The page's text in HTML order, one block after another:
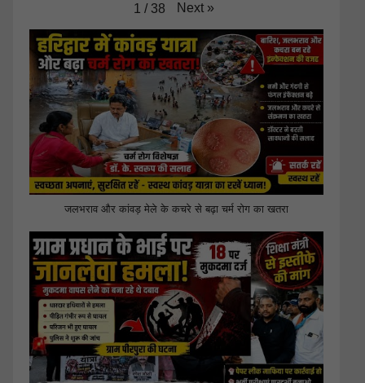
1 / 38 Next »
जलभराव और कांवड़ मेले के कचरे से बढ़ा चर्म रोग का खतरा